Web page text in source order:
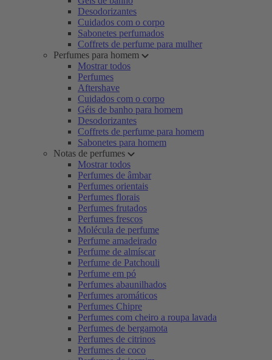
Desodorizantes
Cuidados com o corpo
Sabonetes perfumados
Coffrets de perfume para mulher
Perfumes para homem
Mostrar todos
Perfumes
Aftershave
Cuidados com o corpo
Géis de banho para homem
Desodorizantes
Coffrets de perfume para homem
Sabonetes para homem
Notas de perfumes
Mostrar todos
Perfumes de âmbar
Perfumes orientais
Perfumes florais
Perfumes frutados
Perfumes frescos
Molécula de perfume
Perfume amadeirado
Perfume de almíscar
Perfume de Patchouli
Perfume em pó
Perfumes abaunilhados
Perfumes aromáticos
Perfumes Chipre
Perfumes com cheiro a roupa lavada
Perfumes de bergamota
Perfumes de citrinos
Perfumes de coco